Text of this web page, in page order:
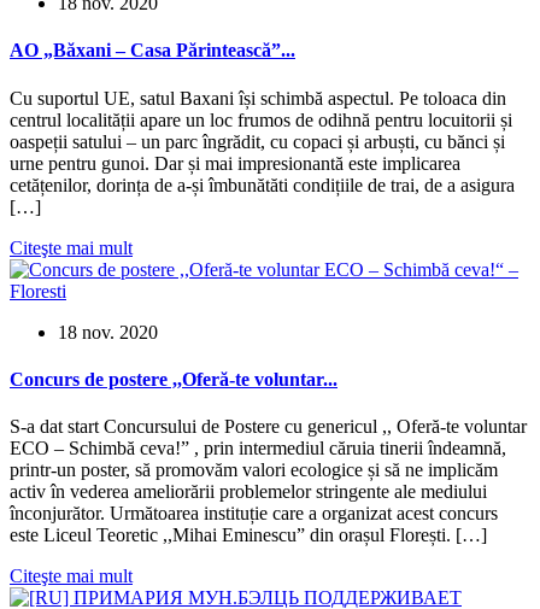
AO „Băxani – Casa Părintească”...
Cu suportul UE, satul Baxani își schimbă aspectul. Pe toloaca din
centrul localității apare un loc frumos de odihnă pentru locuitorii și
oaspeții satului – un parc îngrădit, cu copaci și arbuști, cu bănci și
urne pentru gunoi. Dar și mai impresionantă este implicarea
cetățenilor, dorința de a-și îmbunătăti condițiile de trai, de a asigura
[…]
Citeşte mai mult
18 nov. 2020
Concurs de postere ,,Oferă-te voluntar...
S-a dat start Concursului de Postere cu genericul ,, Oferă-te voluntar
ECO – Schimbă ceva!” , prin intermediul căruia tinerii îndeamnă,
printr-un poster, să promovăm valori ecologice și să ne implicăm
activ în vederea ameliorării problemelor stringente ale mediului
înconjurător. Următoarea instituție care a organizat acest concurs
este Liceul Teoretic ,,Mihai Eminescu” din orașul Florești. […]
Citeşte mai mult